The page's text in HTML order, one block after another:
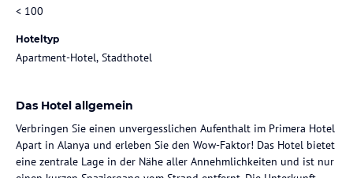
< 100
Hoteltyp
Apartment-Hotel, Stadthotel
Das Hotel allgemein
Verbringen Sie einen unvergesslichen Aufenthalt im Primera Hotel
Apart in Alanya und erleben Sie den Wow-Faktor! Das Hotel bietet
eine zentrale Lage in der Nähe aller Annehmlichkeiten und ist nur